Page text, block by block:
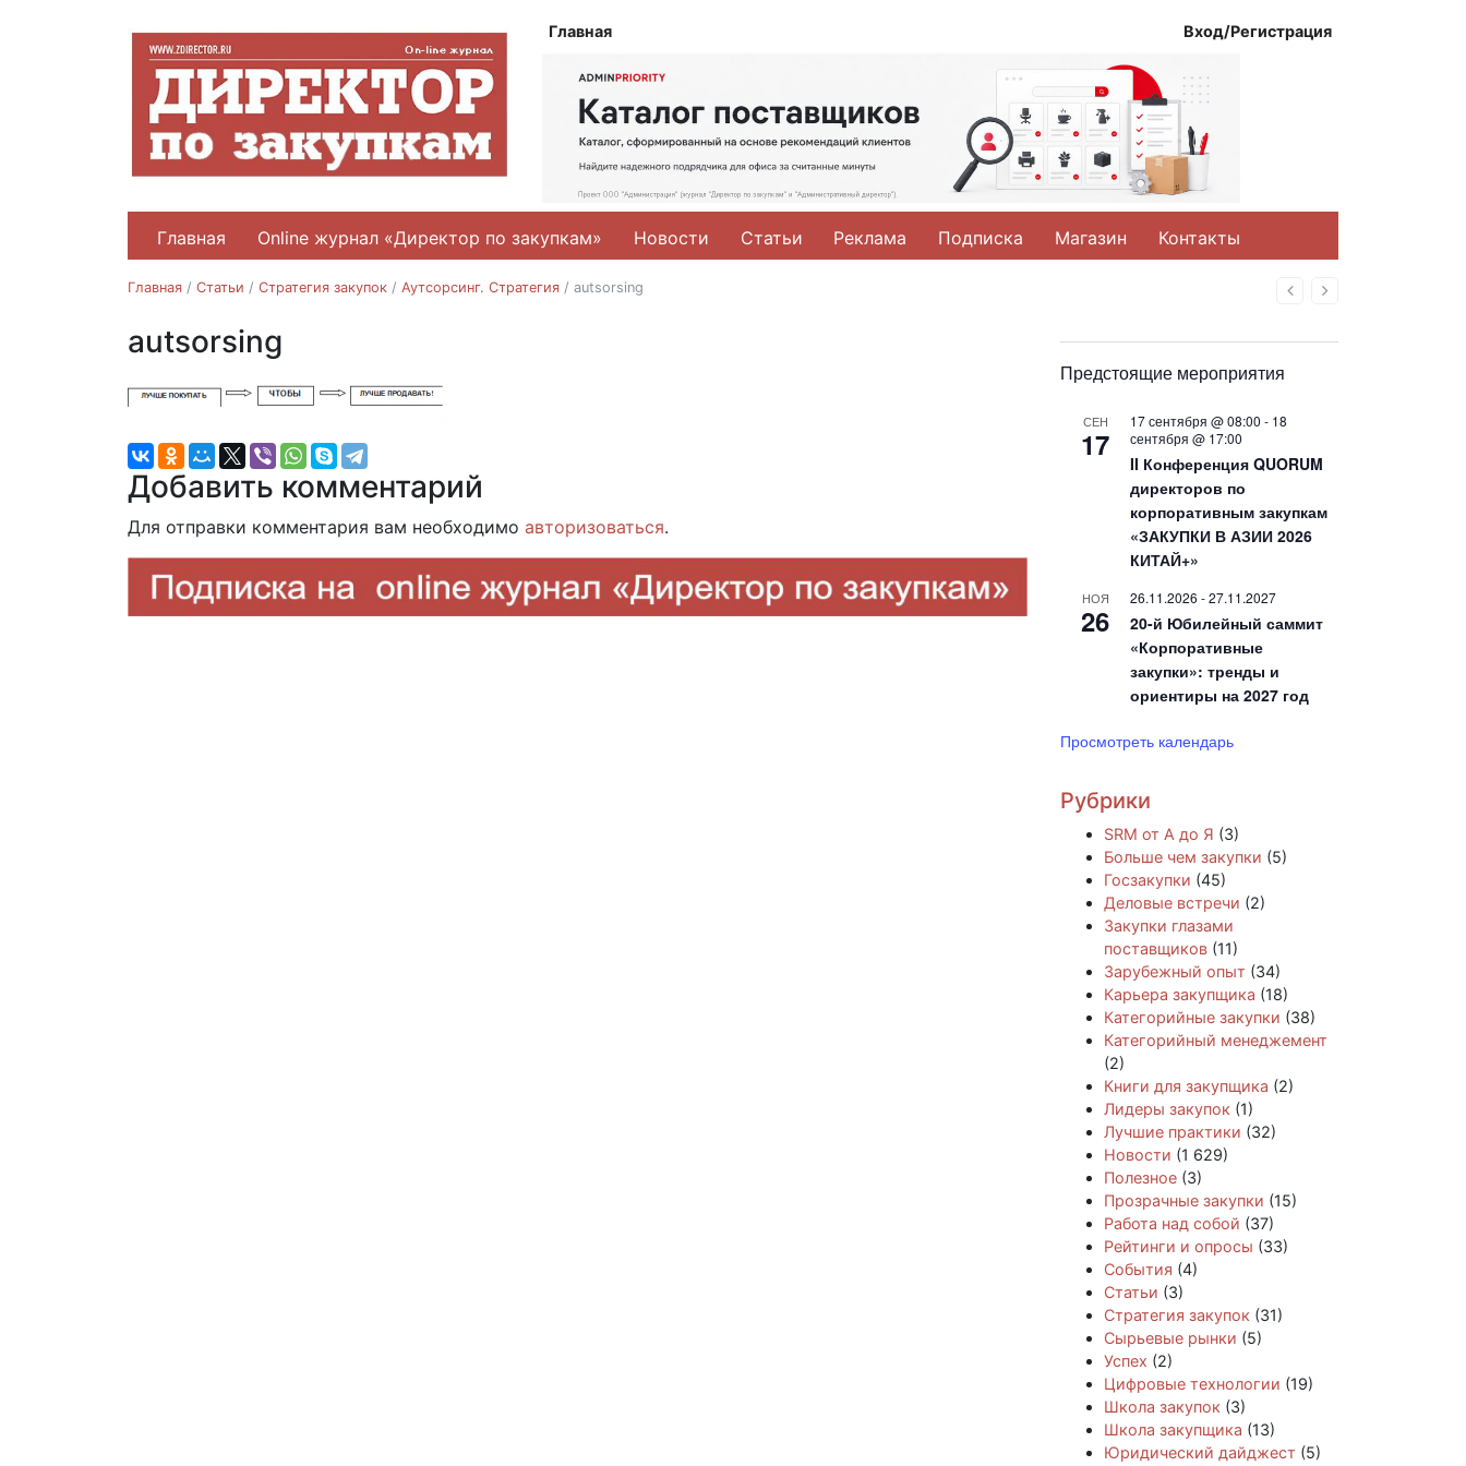
Главная Вход/Регистрация
Главная Online журнал «Директор по закупкам» Новости Статьи Реклама Подписка Магазин Контакты
НазадВперед
Главная / Статьи / Стратегия закупок / Аутсорсинг. Стратегия / autsorsing
autsorsing
Добавить комментарий
Для отправки комментария вам необходимо авторизоваться.
Предстоящие мероприятия
СЕН
17
17 сентября @ 08:00 - 18
сентября @ 17:00
II Конференция QUORUM
директоров по
корпоративным закупкам
«ЗАКУПКИ В АЗИИ 2026
КИТАЙ+»
НОЯ
26
26.11.2026 -27.11.2027
20-й Юбилейный саммит
«Корпоративные
закупки»: тренды и
ориентиры на 2027 год
Просмотреть календарь
Рубрики
SRM от А до Я (3)
Больше чем закупки (5)
Госзакупки (45)
Деловые встречи (2)
Закупки глазами
поставщиков (11)
Зарубежный опыт (34)
Карьера закупщика (18)
Категорийные закупки (38)
Категорийный менеджемент
(2)
Книги для закупщика (2)
Лидеры закупок (1)
Лучшие практики (32)
Новости (1 629)
Полезное (3)
Прозрачные закупки (15)
Работа над собой (37)
Рейтинги и опросы (33)
События (4)
Статьи (3)
Стратегия закупок (31)
Сырьевые рынки (5)
Успех (2)
Цифровые технологии (19)
Школа закупок (3)
Школа закупщика (13)
Юридический дайджест (5)